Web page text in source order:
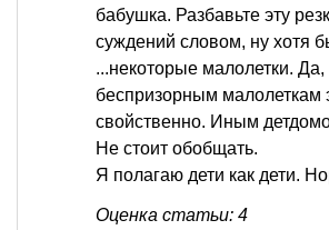
бабушка. Разбавьте эту
суждений словом, ну хотя
...некоторые малолетки.
беспризорным малолеткам
свойственно. Иным
Не стоит обобщать.
Я полагаю дети как дети.
Оценка статьи: 4